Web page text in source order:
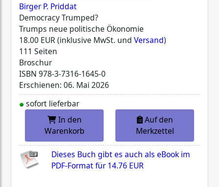
Birger P. Priddat
Democracy Trumped?
Trumps neue politische Ökonomie
18.00 EUR (inklusive MwSt. und Versand)
111 Seiten
Broschur
ISBN 978-3-7316-1645-0
Erschienen: 06. Mai 2026
sofort lieferbar
In den
Warenkorb
Auf den
Merkzettel
Dieses Buch gibt es auch als eBook im
PDF-Format für14.76 EUR